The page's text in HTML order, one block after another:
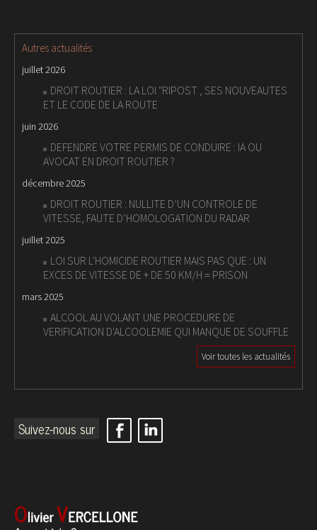
Autres actualités
juillet 2026
DROIT ROUTIER : LA LOI "RIPOST , SES NOUVEAUTES
ET LE CODE DE LA ROUTE
juin 2026
DEFENDRE VOTRE PERMIS DE CONDUIRE : IA OU
AVOCAT EN DROIT ROUTIER ?
décembre 2025
DROIT ROUTIER : NULLITE D’UN CONTROLE DE
VITESSE, FAUTE D’HOMOLOGATION DU RADAR
juillet 2025
LOI SUR L'HOMICIDE ROUTIER MAIS PAS QUE : UN
EXCES DE VITESSE DE + DE 50 KM/H = PRISON
mars 2025
ALCOOL AU VOLANT UNE PROCEDURE DE
VERIFICATION D'ALCOOLEMIE QUI MANQUE DE SOUFFLE
Voir toutes les actualités
Suivez-nous sur